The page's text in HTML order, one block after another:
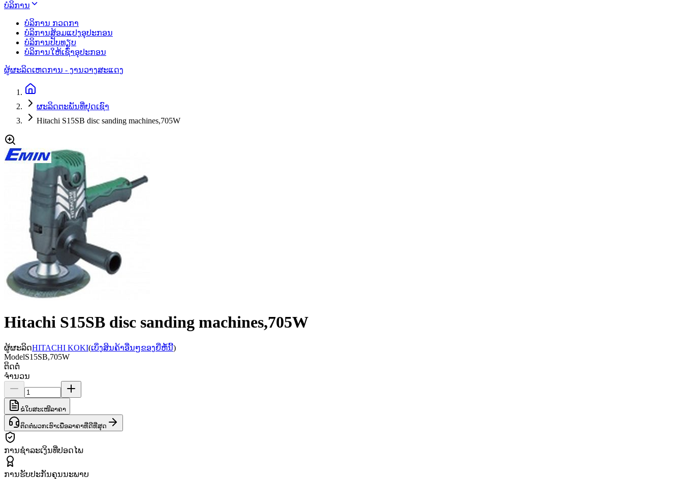
ບໍລິການ
ບໍລິການ ກວດກາ
ບໍລິການສ້ອມແປງອຸປະກອນ
ບໍລິການປັບທຽບ
ບໍລິການໃຫ້ເຊົ່າອຸປະກອນ
ຜູ້ຜະລິດເຫດການ - ງານວາງສະແດງ
ຜະລິດຕະພັນທີ່ຢຸດເຊົາ
Hitachi S15SB disc sanding machines,705W
Hitachi S15SB disc sanding machines,705W
ຜູ້ຜະລິດHITACHI KOKI(ເບິ່ງສິນຄ້າອື່ນໆຂອງຍີ່ຫໍ້ນີ້)
ModelS15SB,705W
ຕິດຕໍ່
ຈຳນວນ
ຂໍໃບສະເໜີລາຄາ
ຕິດຕໍ່ພວກເຮົາເພື່ອລາຄາທີ່ດີທີ່ສຸດ
ການຊຳລະເງິນທີ່ປອດໄພ
ການຮັບປະກັນຄຸນນະພາບ